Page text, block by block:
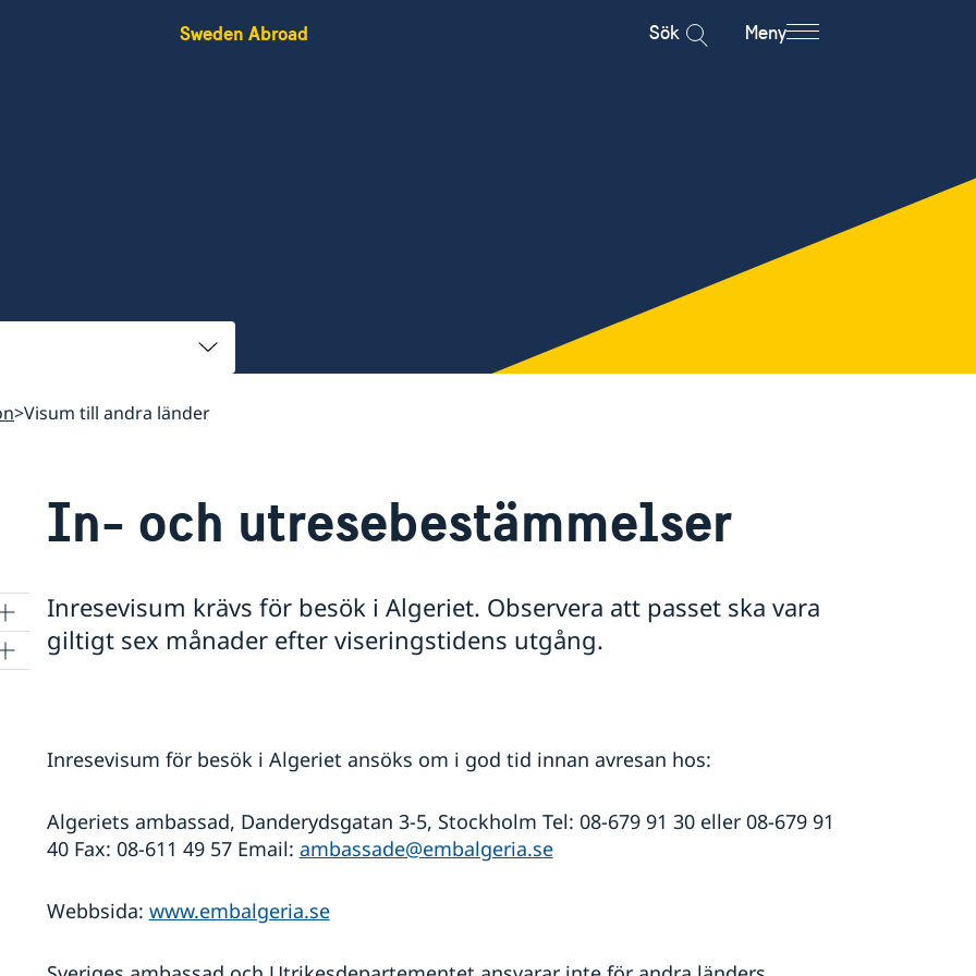
Sweden Abroad Sök Meny
Visum till andra länder
In- och utresebestämmelser
Inresevisum krävs för besök i Algeriet. Observera att passet ska vara
giltigt sex månader efter viseringstidens utgång.
Inresevisum för besök i Algeriet ansöks om i god tid innan avresan hos:
Algeriets ambassad, Danderydsgatan 3-5, Stockholm Tel: 08-679 91 30 eller 08-679 91
40 Fax: 08-611 49 57 Email: ambassade@embalgeria.se
Webbsida: www.embalgeria.se